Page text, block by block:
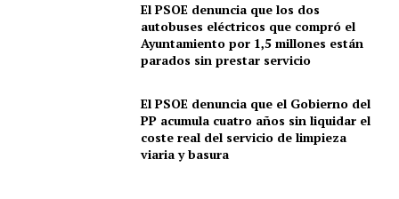
El PSOE denuncia que los dos
autobuses eléctricos que compró el
Ayuntamiento por 1,5 millones están
parados sin prestar servicio
El PSOE denuncia que el Gobierno del
PP acumula cuatro años sin liquidar el
coste real del servicio de limpieza
viaria y basura